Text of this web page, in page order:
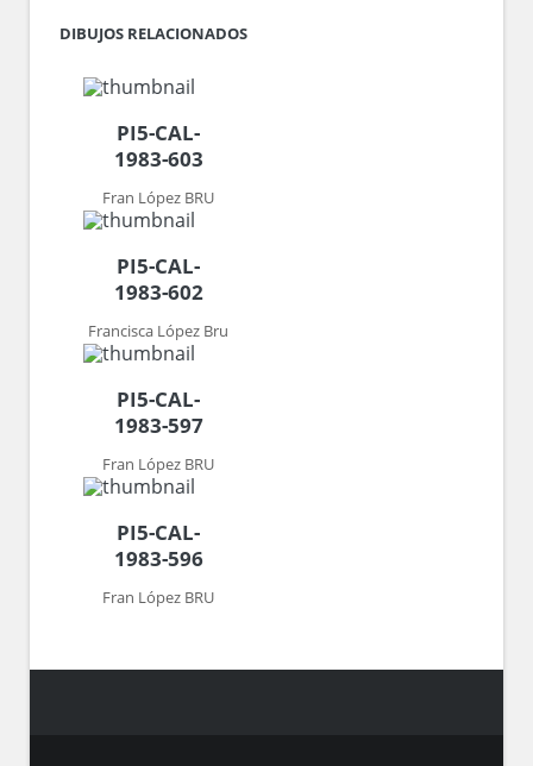
DIBUJOS RELACIONADOS
PI5-CAL-
1983-603
Fran López BRU
PI5-CAL-
1983-602
Francisca López Bru
PI5-CAL-
1983-597
Fran López BRU
PI5-CAL-
1983-596
Fran López BRU